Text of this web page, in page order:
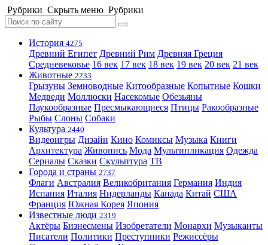
Рубрики Скрыть меню Рубрики
История 4275
Древний Египет Древний Рим Древняя Греция
Средневековье 16 век 17 век 18 век 19 век 20 век 21 век
Животные 2233
Грызуны Земноводные Китообразные Копытные Кошки
Медведи Моллюски Насекомые Обезьяны
Паукообразные Пресмыкающиеся Птицы Ракообразные
Рыбы Слоны Собаки
Культура 2440
Видеоигры Дизайн Кино Комиксы Музыка Книги
Архитектура Живопись Мода Мультипликация Одежда
Сериалы Сказки Скульптура ТВ
Города и страны 2737
Флаги Австралия Великобритания Германия Индия
Испания Италия Нидерланды Канада Китай США
Франция Южная Корея Япония
Известные люди 2319
Актёры Бизнесмены Изобретатели Монархи Музыканты
Писатели Политики Преступники Режиссёры